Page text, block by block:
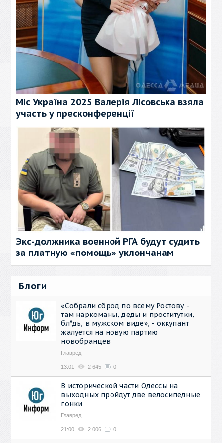
Міс Україна 2025 Валерія Лісовська взяла
участь у пресконференції
Экс-должника военной РГА будут судить
за платную «помощь» уклончанам
Блоги
«Собрали сброд по всему Ростову -
там наркоманы, деды и проститутки,
бл*дь, в мужском виде», - оккупант
жалуется на новую партию
новобранцев
Главред
13:01 2 645 0
В исторической части Одессы на
выходных пройдут две велосипедные
гонки
Главред
21:00 2 006 0